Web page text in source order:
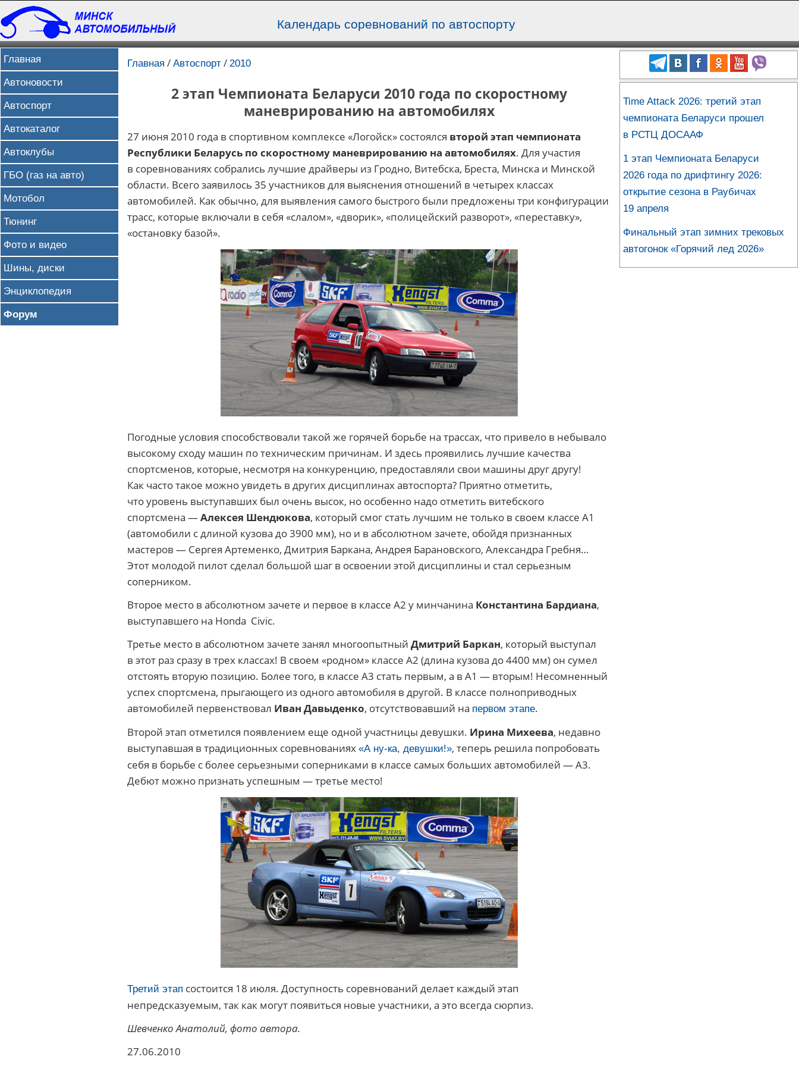
Календарь соревнований по автоспорту
Главная
Автоновости
Автоспорт
Автокаталог
Автоклубы
ГБО (газ на авто)
Мотобол
Тюнинг
Фото и видео
Шины, диски
Энциклопедия
Форум
Главная / Автоспорт / 2010
2 этап Чемпионата Беларуси 2010 года по скоростному
маневрированию на автомобилях
27 июня 2010 года в спортивном комплексе «Логойск» состоялся второй этап чемпионата
Республики Беларусь по скоростному маневрированию на автомобилях. Для участия
в соревнованиях собрались лучшие драйверы из Гродно, Витебска, Бреста, Минска и Минской
области. Всего заявилось 35 участников для выяснения отношений в четырех классах
автомобилей. Как обычно, для выявления самого быстрого были предложены три конфигурации
трасс, которые включали в себя «слалом», «дворик», «полицейский разворот», «переставку»,
«остановку базой».
Погодные условия способствовали такой же горячей борьбе на трассах, что привело в небывало
высокому сходу машин по техническим причинам. И здесь проявились лучшие качества
спортсменов, которые, несмотря на конкуренцию, предоставляли свои машины друг другу!
Как часто такое можно увидеть в других дисциплинах автоспорта? Приятно отметить,
что уровень выступавших был очень высок, но особенно надо отметить витебского
спортсмена —Алексея Шендюкова, который смог стать лучшим не только в своем классе А1
(автомобили с длиной кузова до 3900 мм), но и в абсолютном зачете, обойдя признанных
мастеров — Сергея Артеменко, Дмитрия Баркана, Андрея Барановского, Александра Гребня…
Этот молодой пилот сделал большой шаг в освоении этой дисциплины и стал серьезным
соперником.
Второе место в абсолютном зачете и первое в классе А2 у минчанина Константина Бардиана,
выступавшего на Honda Civic.
Третье место в абсолютном зачете занял многоопытный Дмитрий Баркан, который выступал
в этот раз сразу в трех классах! В своем «родном» классе А2 (длина кузова до 4400 мм) он сумел
отстоять вторую позицию. Более того, в классе А3 стать первым, а в А1 — вторым! Несомненный
успех спортсмена, прыгающего из одного автомобиля в другой. В классе полноприводных
автомобилей первенствовал Иван Давыденко, отсутствовавший на первом этапе.
Второй этап отметился появлением еще одной участницы девушки. Ирина Михеева, недавно
выступавшая в традиционных соревнованиях «А ну-ка, девушки!», теперь решила попробовать
себя в борьбе с более серьезными соперниками в классе самых больших автомобилей — А3.
Дебют можно признать успешным — третье место!
Третий этап состоится 18 июля. Доступность соревнований делает каждый этап
непредсказуемым, так как могут появиться новые участники, а это всегда сюрпиз.
Шевченко Анатолий, фото автора.
27.06.2010
Time Attack 2026: третий этап
чемпионата Беларуси прошел
в РСТЦ ДОСААФ
1 этап Чемпионата Беларуси
2026 года по дрифтингу 2026:
открытие сезона в Раубичах
19 апреля
Финальный этап зимних трековых
автогонок «Горячий лед 2026»